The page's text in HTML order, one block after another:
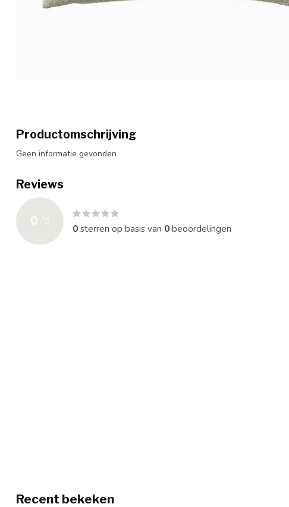
Productomschrijving
Geen informatie gevonden
Reviews
0 /5
0sterren op basis van 0beoordelingen
Recent bekeken